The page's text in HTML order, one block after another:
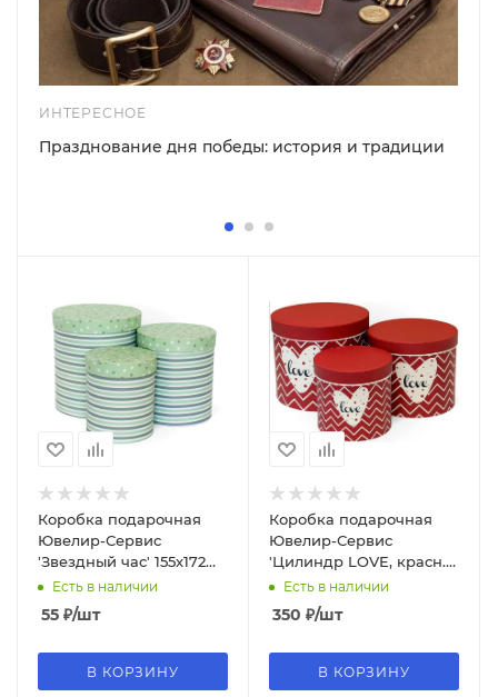
ИНТЕРЕСНОЕ
Празднование дня победы: история и традиции
Коробка подарочная
Ювелир-Сервис
'Звездный час' 155х172
мм., цилиндр (Серия
3в1), 2267
Есть в наличии
55 ₽/шт
В КОРЗИНУ
Коробка подарочная
Ювелир-Сервис
'Цилиндр LOVE, красн.
зигзаг'20х20х18
см.,цилиндр.(Серия3в1),
6108
Есть в наличии
350 ₽/шт
В КОРЗИНУ